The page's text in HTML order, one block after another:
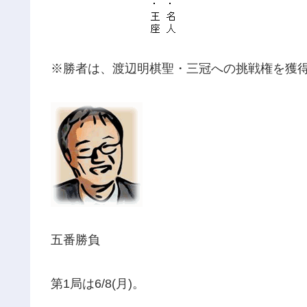
※勝者は、渡辺明棋聖・三冠への挑戦権を獲
五番勝負
第1局は6/8(月)。